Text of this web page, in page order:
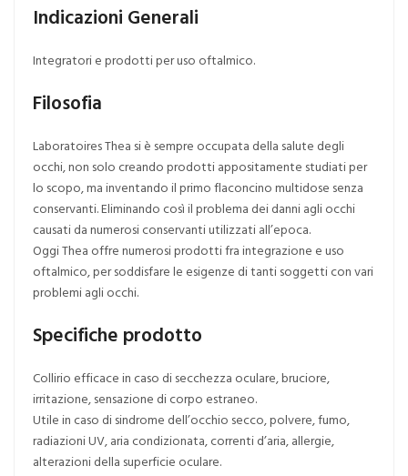
Indicazioni Generali
Integratori e prodotti per uso oftalmico.
Filosofia
Laboratoires Thea si è sempre occupata della salute degli
occhi, non solo creando prodotti appositamente studiati per
lo scopo, ma inventando il primo flaconcino multidose senza
conservanti. Eliminando così il problema dei danni agli occhi
causati da numerosi conservanti utilizzati all’epoca.
Oggi Thea offre numerosi prodotti fra integrazione e uso
oftalmico, per soddisfare le esigenze di tanti soggetti con vari
problemi agli occhi.
Specifiche prodotto
Collirio efficace in caso di secchezza oculare, bruciore,
irritazione, sensazione di corpo estraneo.
Utile in caso di sindrome dell’occhio secco, polvere, fumo,
radiazioni UV, aria condizionata, correnti d’aria, allergie,
alterazioni della superficie oculare.